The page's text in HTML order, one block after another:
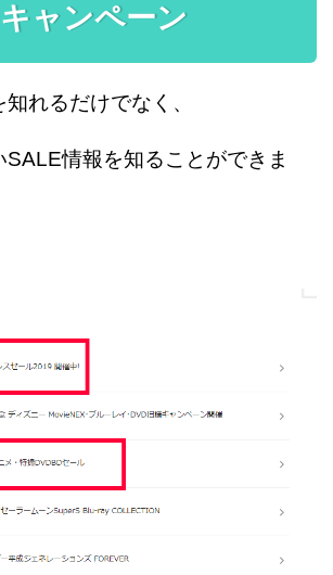
ャンペーン
知れるだけでなく、
情報を知ることができま